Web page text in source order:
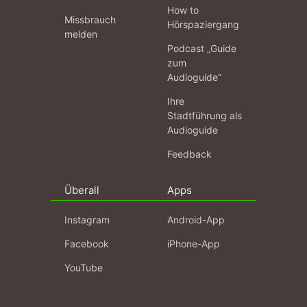
gefertigten; die Forstbetriebe konnten für ihr Buchenholz
so attraktive Preise erzielen, dass Aufforstungen mit
dieser Baumart wieder lohnend erschienen.
Heute liefern Buchen ein wichtiges Nutzholz für die
Missbrauch
melden
How to
Hörspaziergang
Podcast „Guide
zum
Audioguide“
Ihre
Stadtführung als
Audioguide
Feedback
Überall
Instagram
Facebook
YouTube
Apps
Android-App
iPhone-App